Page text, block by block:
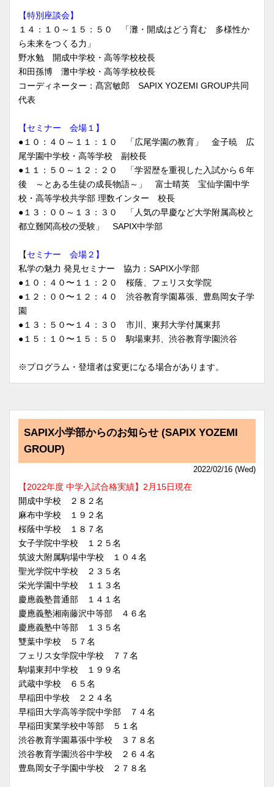
【特別座談会】
１４：１０～１５：５０ 「灘・開成はどう育む 多様性か
ら未来をつくる力」
野水勉 開成中学校・高等学校校長
和田孫博 灘中学校・高等学校校長
コーディネーター：髙宮敏郎 SAPIX YOZEMI GROUP共同
代表
【セミナー 会場１】
●１０：４０～１１：１０ 「広尾学園の教育」 金子暁 広
尾学園中学校・高等学校 副校長
●１１：５０～１２：２０ 「学習歴を重視した入試から６年
後 ～とある生徒の成長物語～」 富士晴英 宝仙学園中学
校・高等学校共学部 理数インター 校長
●１３：００～１３：３０ 「人気の早慶など大学附属高校と
都立難関高校の受験」 SAPIX中学部
【セミナー 会場２】
私学の魅力 発見セミナー 協力：SAPIX小学部
●１０：４０〜１１：２０ 桜蔭、フェリス女学院
●１２：００〜１２：４０ 渋谷教育学園幕張、豊島岡女子学
園
●１３：５０〜１４：３０ 市川、東邦大学付属東邦
●１５：１０〜１５：５０ 駒場東邦、渋谷教育学園渋谷
※プログラム・登壇者は変更になる場合があります。
SAPIX小学部からのお知らせ (SAPIX YOZEMI
GROUP)
2022/02/16 (Wed)
【2022年度 中学入試合格実績】2月15日現在
開成中学校 ２８２名
麻布中学校 １９２名
桜蔭中学校 １８７名
女子学院中学校 １２５名
筑波大附属駒場中学校 １０４名
聖光学院中学校 ２３５名
栄光学園中学校 １１３名
慶應義塾普通部 １４１名
慶應義塾湘南藤沢中等部 ４６名
慶應義塾中等部 １３５名
雙葉中学校 ５７名
フェリス女学院中学校 ７７名
駒場東邦中学校 １９９名
武蔵中学校 ６５名
早稲田中学校 ２２４名
早稲田大学高等学院中学部 ７４名
早稲田実業学校中等部 ５１名
渋谷教育学園幕張中学校 ３７８名
渋谷教育学園渋谷中学校 ２６４名
豊島岡女子学園中学校 ２７８名